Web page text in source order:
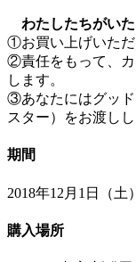
わたしたちがい
①お買い上げいただ
②責任をもって、カ
します。
③あなたにはグッド
スター）をお渡しし
期間
2018年12月1日（土
購入場所